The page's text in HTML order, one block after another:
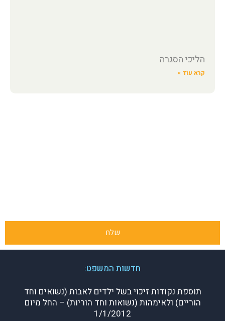
הליכי הסגרה
קרא עוד »
שלח
חדשות המשפט:
תוספת נקודות זיכוי בשל ילדים לאבות (נשואים וחד
הוריים) ולאימהות (נשואות וחד הוריות) – החל מיום
1/1/2012